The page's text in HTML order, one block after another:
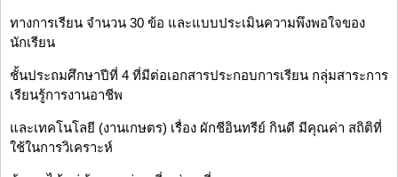
ทางการเรียน จำนวน 30 ข้อ และแบบประเมินความพึงพอใจของ
นักเรียน
ชั้นประถมศึกษาปีที่ 4 ที่มีต่อเอกสารประกอบการเรียน กลุ่มสาระการ
เรียนรู้การงานอาชีพ
และเทคโนโลยี (งานเกษตร) เรื่อง ผักชีอินทรีย์ กินดี มีคุณค่า สถิติที่
ใช้ในการวิเคราะห์